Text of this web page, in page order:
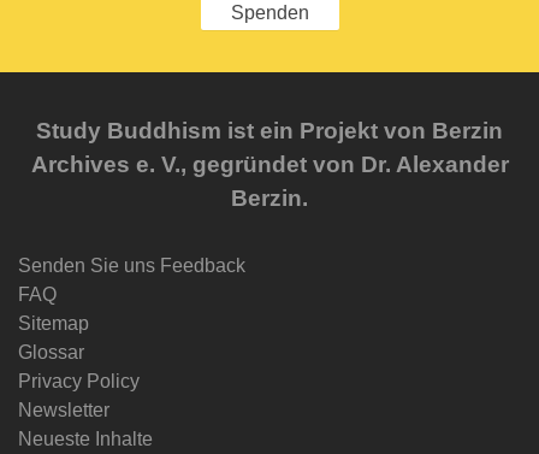
Spenden
Study Buddhism ist ein Projekt von Berzin
Archives e. V., gegründet von Dr. Alexander
Berzin.
Senden Sie uns Feedback
FAQ
Sitemap
Glossar
Privacy Policy
Newsletter
Neueste Inhalte